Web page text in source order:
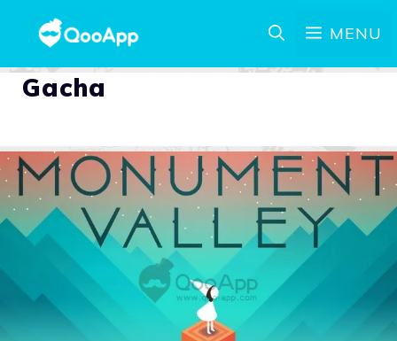
MENU
Gacha